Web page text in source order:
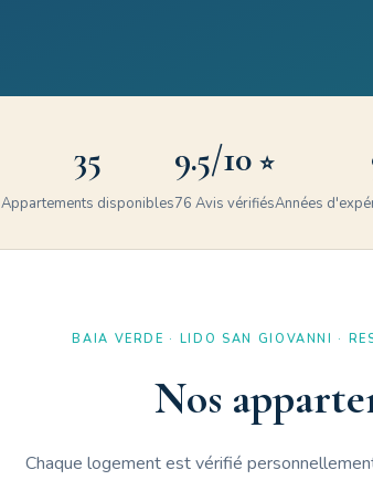
35
Appartements disponibles
9.5/10 ⭐
76 Avis vérifiésAnnées
BAIA VERDE · LIDO SAN GIOVANNI ·
Nos
Chaque logement est vérifié